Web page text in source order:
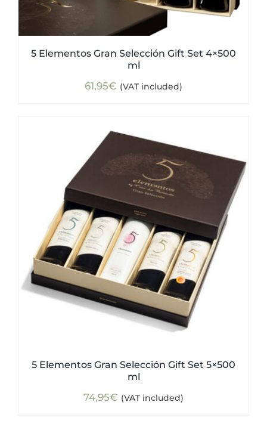
5 Elementos Gran Selección Gift Set 4×500
ml
61,95€ (VAT included)
5 Elementos Gran Selección Gift Set 5×500
ml
74,95€ (VAT included)